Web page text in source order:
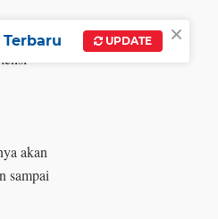
akan
sampai
×
Terbaru UPDATE